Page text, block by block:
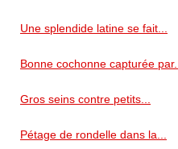
Une splendide latine se fait...
Bonne cochonne capturée par...
Gros seins contre petits...
Pétage de rondelle dans la...